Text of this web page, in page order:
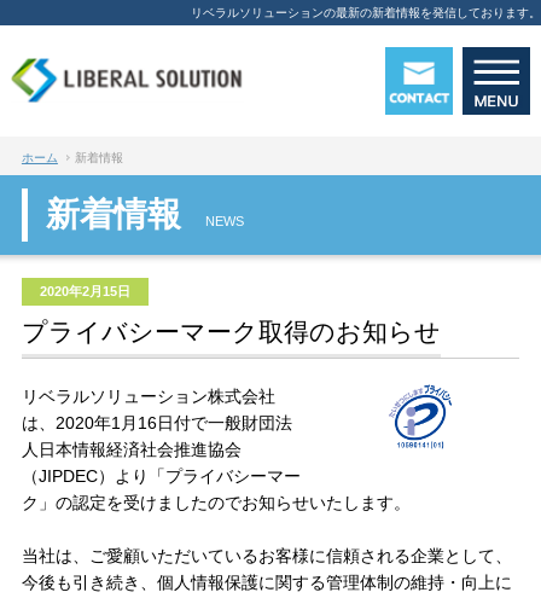
リベラルソリューションの最新の新着情報を発信しております。
ホーム 新着情報
新着情報 NEWS
2020年2月15日
プライバシーマーク取得のお知らせ
リベラルソリューション株式会社
は、2020年1月16日付で一般財団法
人日本情報経済社会推進協会
（JIPDEC）より「プライバシーマー
ク」の認定を受けましたのでお知らせいたします。
当社は、ご愛顧いただいているお客様に信頼される企業として、
今後も引き続き、個人情報保護に関する管理体制の維持・向上に